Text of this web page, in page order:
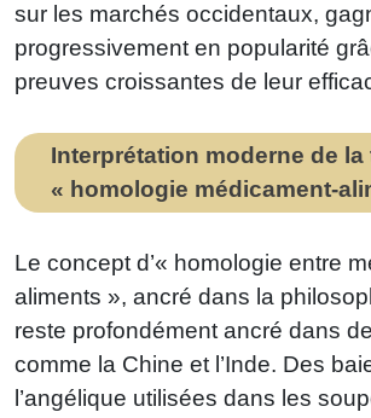
sur les marchés occidentaux,
progressivement en popularité
preuves croissantes de leur
Interprétation moderne de
« homologie médicament-
Le concept d’« homologie entre
aliments », ancré dans la
reste profondément ancré dans
comme la Chine et l’Inde. Des
l’angélique utilisées dans les